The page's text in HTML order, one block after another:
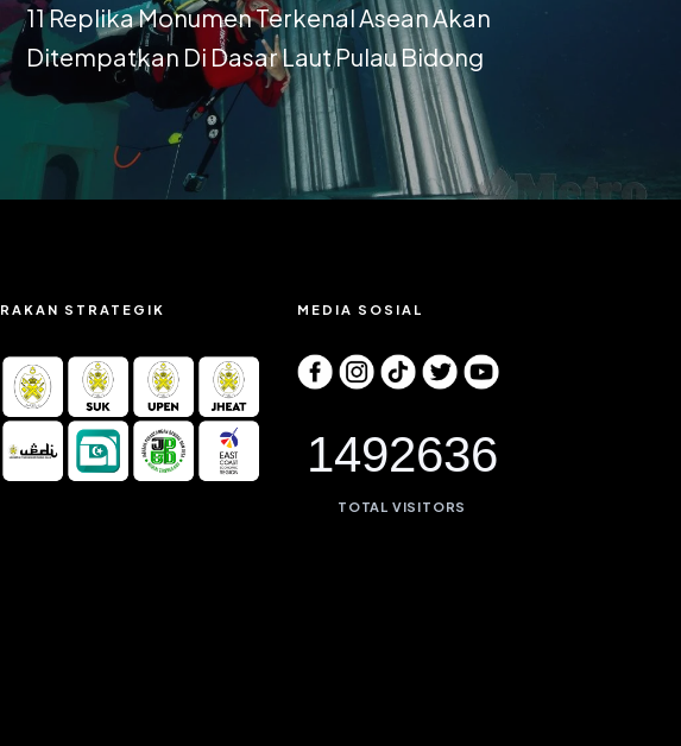
11 Replika Monumen Terkenal Asean Akan
Ditempatkan Di Dasar Laut Pulau Bidong
RAKAN STRATEGIK MEDIA SOSIAL
1492636
TOTAL VISITORS